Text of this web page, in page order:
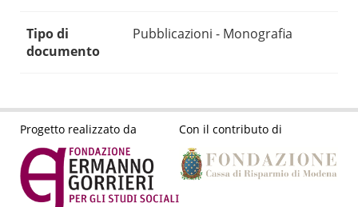
Tipo di
documento
Pubblicazioni - Monografia
Progetto realizzato da Con il contributo di